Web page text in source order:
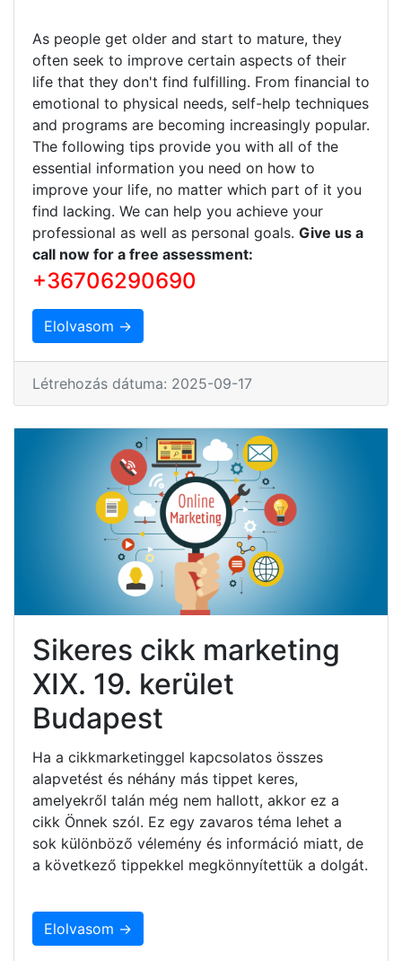
As people get older and start to mature, they
often seek to improve certain aspects of their
life that they don't find fulfilling. From financial to
emotional to physical needs, self-help techniques
and programs are becoming increasingly popular.
The following tips provide you with all of the
essential information you need on how to
improve your life, no matter which part of it you
find lacking. We can help you achieve your
professional as well as personal goals. Give us a
call now for a free assessment:
+36706290690
Elolvasom →
Létrehozás dátuma: 2025-09-17
Sikeres cikk marketing
XIX. 19. kerület
Budapest
Ha a cikkmarketinggel kapcsolatos összes
alapvetést és néhány más tippet keres,
amelyekről talán még nem hallott, akkor ez a
cikk Önnek szól. Ez egy zavaros téma lehet a
sok különböző vélemény és információ miatt, de
a következő tippekkel megkönnyítettük a dolgát.
Elolvasom →